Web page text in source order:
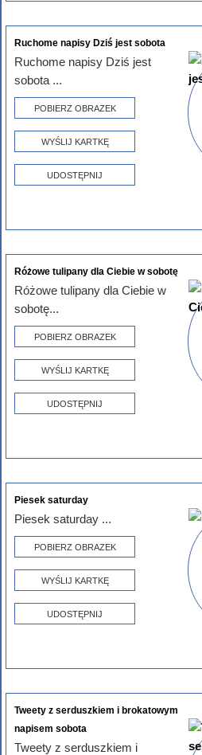
Ruchome napisy Dziś jest sobota
Ruchome napisy Dziś jest
sobota ...
POBIERZ OBRAZEK
WYŚLIJ KARTKĘ
UDOSTĘPNIJ
Różowe tulipany dla Ciebie w sobotę
Różowe tulipany dla Ciebie w
sobotę...
POBIERZ OBRAZEK
WYŚLIJ KARTKĘ
UDOSTĘPNIJ
Piesek saturday
Piesek saturday ...
POBIERZ OBRAZEK
WYŚLIJ KARTKĘ
UDOSTĘPNIJ
Tweety z serduszkiem i brokatowym
napisem sobota
Tweety z serduszkiem i